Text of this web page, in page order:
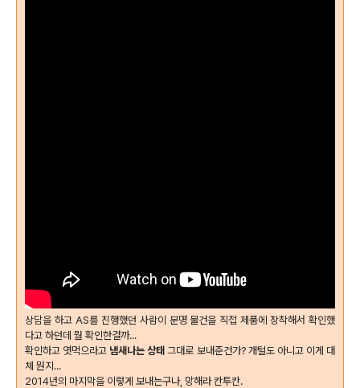
상담을 하고 AS를 진행했던 사람이 분명 물건을 직접 제품에 장착해서 확인했
다고 하던데 뭘 확인한걸까...
확인하고 엿먹으라고 냄새나는 상태 그대로 보내준건가? 개털도 아니고 이게 대
체 뭔지...
2014년의 마지막을 이렇게 보내는구나, 망해라 칸투칸.